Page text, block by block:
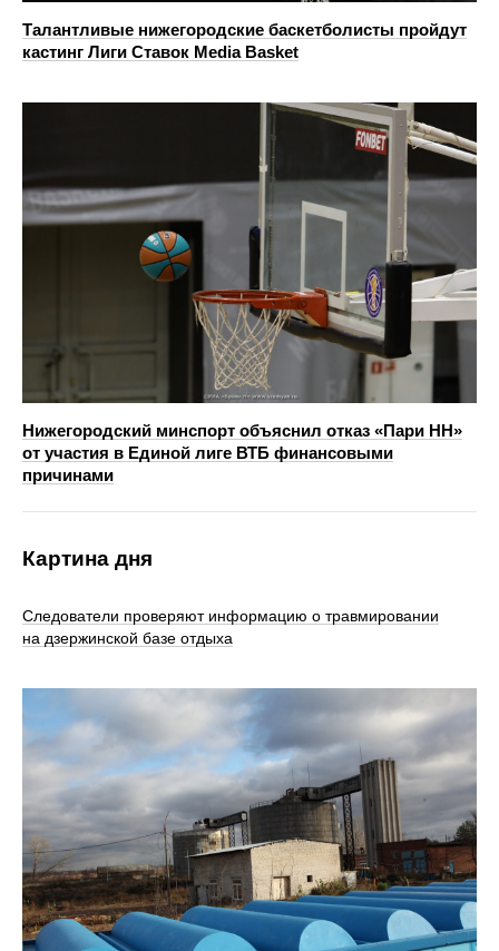
Талантливые нижегородские баскетболисты пройдут
кастинг Лиги Ставок Media Basket
Нижегородский минспорт объяснил отказ «Пари НН»
от участия в Единой лиге ВТБ финансовыми
причинами
Картина дня
Следователи проверяют информацию о травмировании
на дзержинской базе отдыха